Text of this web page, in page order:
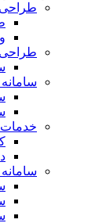
طراحی
خدمات